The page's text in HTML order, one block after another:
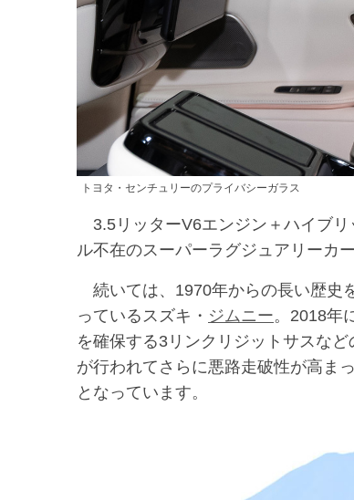
トヨタ・センチュリーのプライバシーガラス
3.5リッターV6エンジン＋ハイブリ
ル不在のスーパーラグジュアリーカー
続いては、1970年からの長い歴史
っているスズキ・ ジムニー。2018年
を確保する3リンクリジットサスな
が行われてさらに悪路走破性が高ま
となっています。